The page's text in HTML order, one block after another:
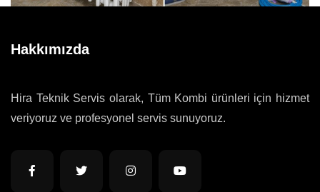
Hakkımızda
Hira Teknik Servis olarak, Tüm Kombi ürünleri için hizmet
veriyoruz ve profesyonel servis sunuyoruz.